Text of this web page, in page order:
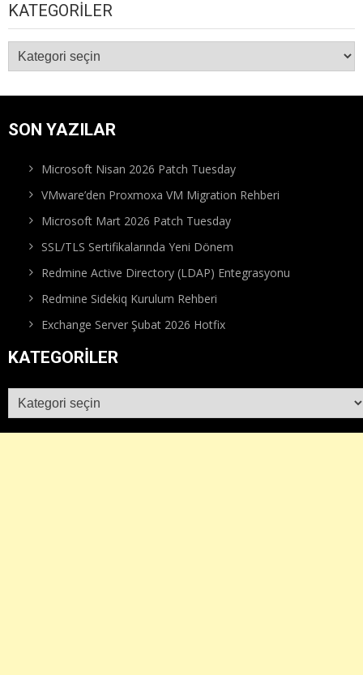
KATEGORILER
Kategoriler
SON YAZILAR
Microsoft Nisan 2026 Patch Tuesday
VMware’den Proxmoxa VM Migration Rehberi
Microsoft Mart 2026 Patch Tuesday
SSL/TLS Sertifikalarında Yeni Dönem
Redmine Active Directory (LDAP) Entegrasyonu
Redmine Sidekiq Kurulum Rehberi
Exchange Server Şubat 2026 Hotfix
KATEGORILER